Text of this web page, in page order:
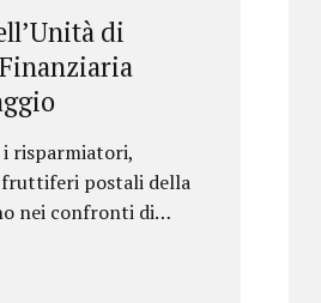
di
i risparmiatori,
fruttiferi postali della
nei confronti di